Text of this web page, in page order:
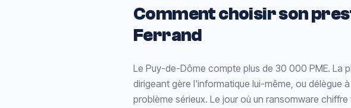
Comment choisir son
Ferrand
Le Puy-de-Dôme compte plus de 30 000 PME. La
dirigeant gère l'informatique lui-même, ou délègue
problème sérieux. Le jour où un ransomware